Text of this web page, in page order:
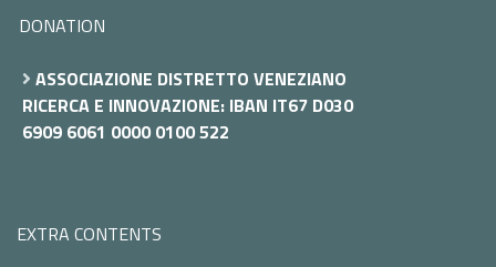
DONATION
ASSOCIAZIONE DISTRETTO VENEZIANO
RICERCA E INNOVAZIONE: IBAN IT67 D030
6909 6061 0000 0100 522
EXTRA CONTENTS